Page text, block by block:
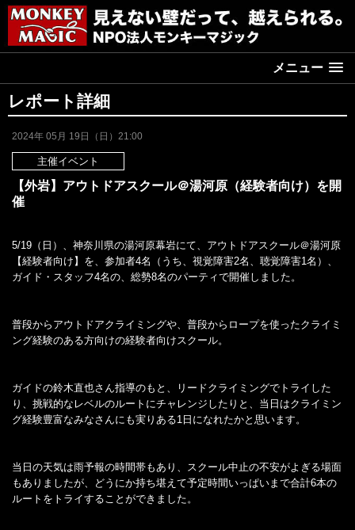
メニュー
レポート詳細
2024年 05月 19日（日）21:00
主催イベント
【外岩】アウトドアスクール＠湯河原（経験者向け）を開
催
5/19（日）、神奈川県の湯河原幕岩にて、アウトドアスクール＠湯河原
【経験者向け】を、参加者4名（うち、視覚障害2名、聴覚障害1名）、
ガイド・スタッフ4名の、総勢8名のパーティで開催しました。
普段からアウトドアクライミングや、普段からロープを使ったクライミ
ング経験のある方向けの経験者向けスクール。
ガイドの鈴木直也さん指導のもと、リードクライミングでトライした
り、挑戦的なレベルのルートにチャレンジしたりと、当日はクライミン
グ経験豊富なみなさんにも実りある1日になれたかと思います。
当日の天気は雨予報の時間帯もあり、スクール中止の不安がよぎる場面
もありましたが、どうにか持ち堪えて予定時間いっぱいまで合計6本の
ルートをトライすることができました。